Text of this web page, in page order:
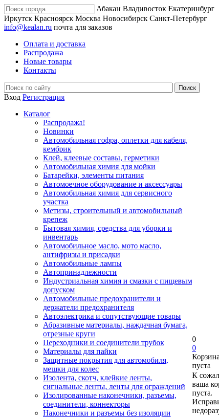
Абакан Владивосток Екатеринбург
Иркутск Красноярск Москва Новосибирск Санкт-Петербург
info@kealan.ru почта для заказов
Оплата и доставка
Распродажа
Новые товары
Контакты
Вход Регистрация
Каталог
Распродажа!
Новинки
Автомобильная гофра, оплетки для кабеля,
кембрик
Клей, клеевые составы, герметики
Автомобильная химия для мойки
Батарейки, элементы питания
Автомоечное оборудование и аксессуары
Автомобильная химия для сервисного
участка
Метизы, строительный и автомобильный
крепеж
Бытовая химия, средства для уборки и
инвентарь
Автомобильное масло, мото масло,
антифризы и присадки
Автомобильные лампы
Автопринадлежности
Индустриальная химия и смазки с пищевым
допуском
Автомобильные предохранители и
держатели предохранителя
Автоэлектрика и сопутствующие товары
Абразивные материалы, наждачная бумага,
отрезные круги
Переходники и соединители трубок
Материалы для пайки
Защитные покрытия для автомобиля,
мешки для колес
Изолента, скотч, клейкие ленты,
сигнальные ленты, ленты для ограждений
Изолированные наконечники, разъемы,
соединители, коннекторы
Наконечники и разъемы без изоляции
0
0
пуста
К
ваша
пуста.